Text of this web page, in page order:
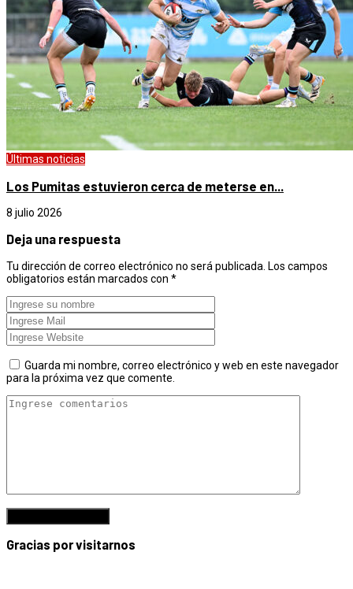
Últimas noticias
Los Pumitas estuvieron cerca de meterse en...
8 julio 2026
Deja una respuesta
Tu dirección de correo electrónico no será publicada. Los campos
obligatorios están marcados con *
Guarda mi nombre, correo electrónico y web en este navegador
para la próxima vez que comente.
Gracias por visitarnos